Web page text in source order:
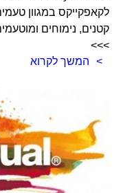
לקאפקייקס במגוון
קטנים, נימוחים
>>>
המשך לקרוא